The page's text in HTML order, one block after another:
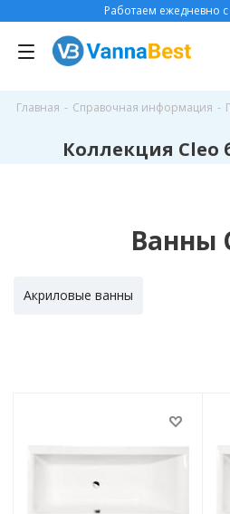
Работаем ежедневно
Главная - Справочная информация -
Коллекция Cleo
Ванны
Акриловые ванны